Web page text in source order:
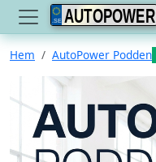
AUTOPOWER
Hem AutoPower Podden